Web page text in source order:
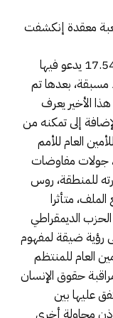
معقدة إنكشفت
في سنة 2007 مجلس الأمم يصدر اللائحة 17.54 يدعو فيها
مسبقة، بعدها تم
الأخير يعرف
إلى تمكنه من
العام للأمم
، جولات مفاوضات
و 2011 ، عند زيارته للمنطقة، روس
متأثرا
الحزب الديمقراطي
رؤية ضيقة لمفهوم
العام للمنتظم
حقوق الإنسان
عليها بين
محاولة أخرى